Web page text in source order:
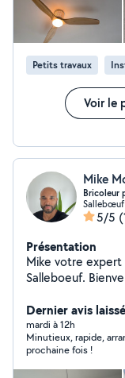
Petits travaux
Voir le
Mike
Bricoleur
5/5
Présentation
Mike votre
Salleboeuf. Bienvenue sur mon profil allô voisin! Je suis
prêt à mettre
service. Avec une
expertise en
pour vous aider à
vos tracas du quotidien. Mes
Dernier avis
mardi à 12h
Minutieux, rapide,
prochaine fois !